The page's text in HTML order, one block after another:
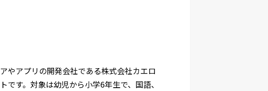
やアプリの開発会社である株式会社カエロ
す。対象は幼児から小学6年生で、国語、